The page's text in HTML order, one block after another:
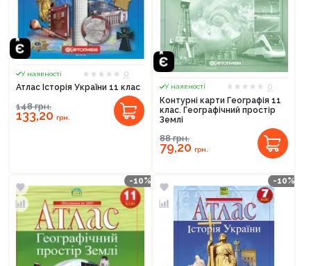
У наявності
0
Атлас Історія України 11 клас
148грн.
133,20 грн.
У наявності
0
Контурні карти Географія 11
клас. Географічний простір
Землі
88грн.
79,20 грн.
-10% -10%